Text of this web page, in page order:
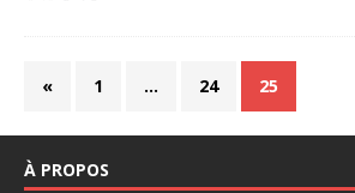
« 1 … 24 25
À PROPOS